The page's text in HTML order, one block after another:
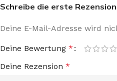
Schreibe die erste
Deine E-Mail-Adresse wird
Deine Bewertung *
Deine Rezension *